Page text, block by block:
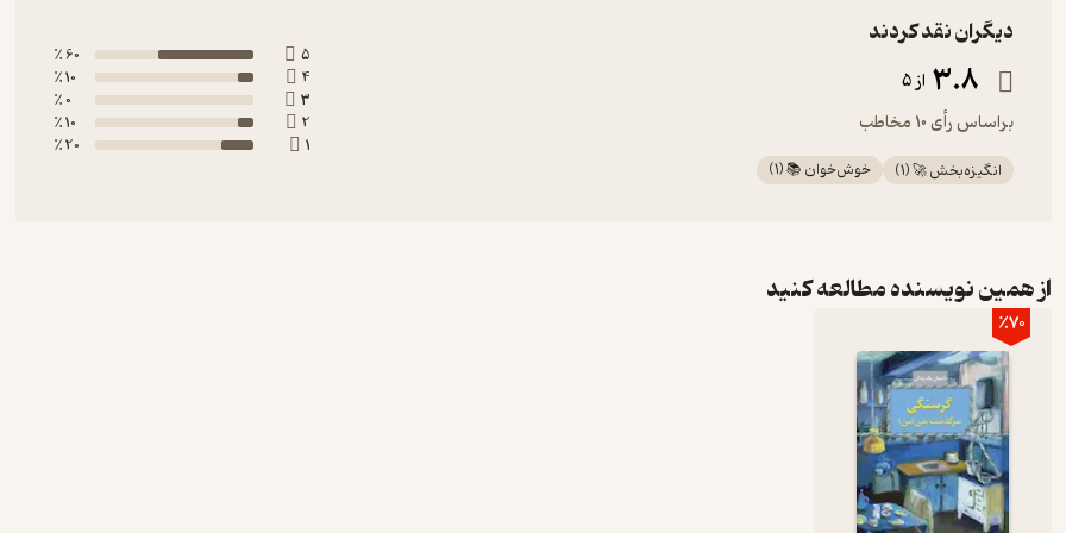
دیگران نقد کردند
3.8 از 5
براساس رأی 10 مخاطب
انگیزه‌بخش 🚀(
1
) خوش‌خوان 📚(
1
)
5
60 ٪
4
10 ٪
3
0 ٪
2
10 ٪
1
20 ٪
از همین نویسنده مطالعه کنید
٪70